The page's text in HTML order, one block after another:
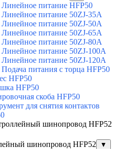
Линейное питание HFP50
Линейное питание 50ZJ-35A
Линейное питание 50ZJ-50A
Линейное питание 50ZJ-65A
Линейное питание 50ZJ-80A
Линейное питание 50ZJ-100A
Линейное питание 50ZJ-120A
Подача питания с торца HFP50
HFP50
HFP50
скоба HFP50
для снятия контактов
шинопровод HFP52
шинопровод HFP52 ▼